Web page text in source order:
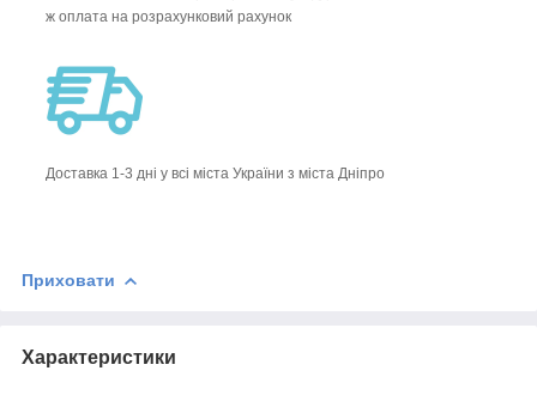
ж оплата на розрахунковий рахунок
Доставка 1-3 дні у всі міста України з міста Дніпро
Приховати
Характеристики